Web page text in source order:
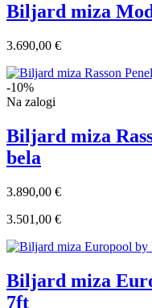
Biljard miza
3.690,00 €
-10%
Na zalogi
Biljard miza
bela
3.890,00 €
3.501,00 €
Biljard miza
7ft